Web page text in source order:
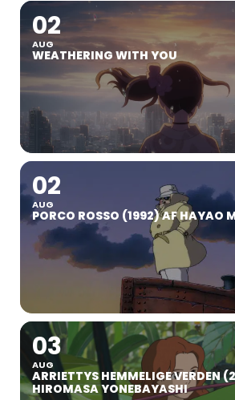
02
AUG
WEATHERING WITH YOU
02
AUG
PORCO ROSSO (1992) AF HAYAO
03
AUG
ARRIETTYS HEMMELIGE VERDEN
HIROMASA YONEBAYASHI